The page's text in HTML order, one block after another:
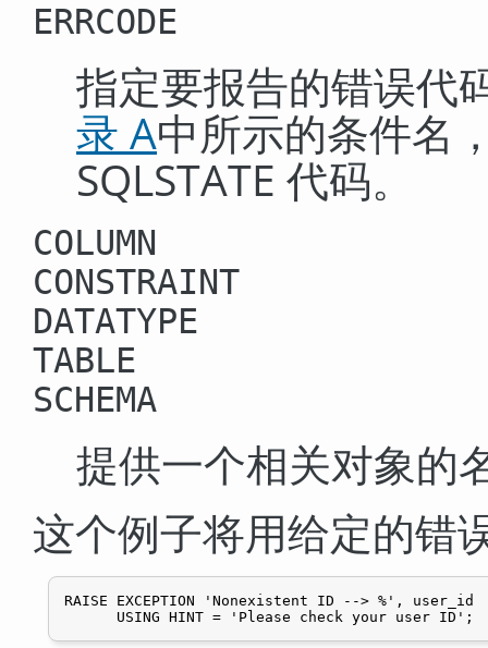
ERRCODE
指定要报告的错误代
录 A中所示的条件名
SQLSTATE 代码。
COLUMN
CONSTRAINT
DATATYPE
TABLE
SCHEMA
提供一个相关对象的
这个例子将用给定的错
RAISE EXCEPTION 'Nonexistent ID --> %', user_id